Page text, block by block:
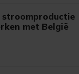
stroomproductie
met België